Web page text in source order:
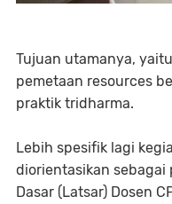
Tujuan utamanya,
pemetaan resources
praktik tridharma.
Lebih spesifik lagi
diorientasikan sebagai
Dasar (Latsar) Dosen